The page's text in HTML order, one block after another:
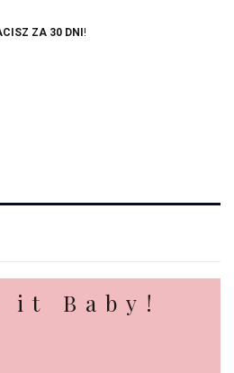
ZA 30 DNI !
it Baby!